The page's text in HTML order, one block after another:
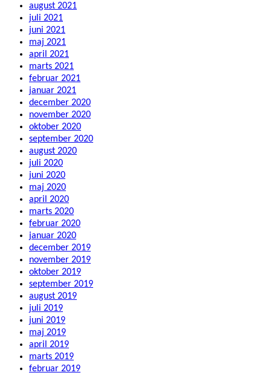
august 2021
juli 2021
juni 2021
maj 2021
april 2021
marts 2021
februar 2021
januar 2021
december 2020
november 2020
oktober 2020
september 2020
august 2020
juli 2020
juni 2020
maj 2020
april 2020
marts 2020
februar 2020
januar 2020
december 2019
november 2019
oktober 2019
september 2019
august 2019
juli 2019
juni 2019
maj 2019
april 2019
marts 2019
februar 2019